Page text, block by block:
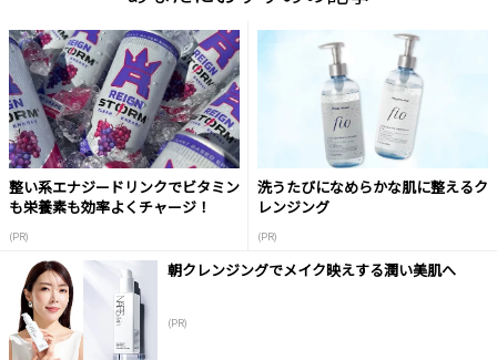
整い系エナジードリンクでビタミン
も栄養素も効率よくチャージ！
(PR)
洗うたびになめらかな肌に整えるク
レンジング
(PR)
朝クレンジングでメイク映えする潤い美肌へ
(PR)